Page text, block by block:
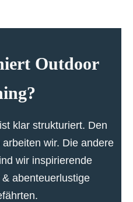
Outdoor
klar strukturiert. Den
wir. Die andere
wir inspirierende
abenteuerlustige